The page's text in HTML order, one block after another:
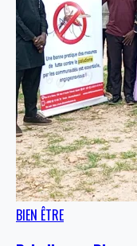
BIEN ÊTRE